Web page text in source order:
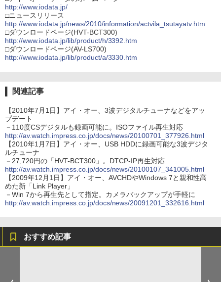
http://www.iodata.jp/
□ニュースリリース
http://www.iodata.jp/news/2010/information/actvila_tsutayatv.htm
□ダウンロードページ(HVT-BCT300)
http://www.iodata.jp/lib/product/h/3392.htm
□ダウンロードページ(AV-LS700)
http://www.iodata.jp/lib/product/a/3330.htm
関連記事
【2010年7月1日】アイ・オー、3波デジタルチューナなどをアッ
プデート
－110度CSデジタルも録画可能に。ISOファイル再生対応
http://av.watch.impress.co.jp/docs/news/20100701_377926.html
【2010年1月7日】アイ・オー、USB HDDに録画可能な3波デジタ
ルチューナ
－27,720円の「HVT-BCT300」。DTCP-IP再生対応
http://av.watch.impress.co.jp/docs/news/20100107_341005.html
【2009年12月1日】アイ・オー、AVCHDやWindows 7と親和性高
めた新「Link Player」
－Win 7から再生先として指定。カメラバックアップが手軽に
http://av.watch.impress.co.jp/docs/news/20091201_332616.html
おすすめ記事